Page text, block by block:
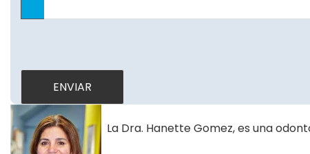
La Dra. Hanette Gomez, es una